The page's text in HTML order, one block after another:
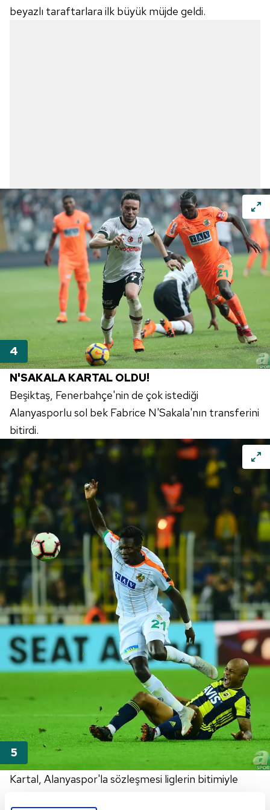
beyazlı taraftarlara ilk büyük müjde geldi.
N'SAKALA KARTAL OLDU!
Beşiktaş, Fenerbahçe'nin de çok istediği
Alanyasporlu sol bek Fabrice N'Sakala'nın transferini
bitirdi.
Kartal, Alanyaspor'la sözleşmesi liglerin bitimiyle